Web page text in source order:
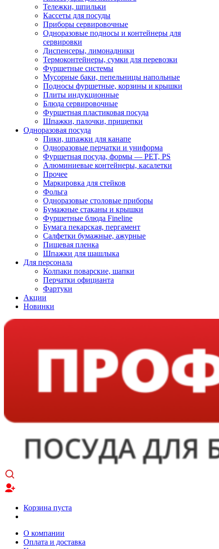
Тележки, шпильки
Кассеты для посуды
Приборы сервировочные
Одноразовые подносы и контейнеры для
сервировки
Диспенсеры, лимонадники
Термоконтейнеры, сумки для перевозки
Фуршетные системы
Мусорные баки, пепельницы напольные
Подносы фуршетные, корзины и крышки
Плиты индукционные
Блюда сервировочные
Фуршетная пластиковая посуда
Шпажки, палочки, прищепки
Одноразовая посуда
Пики, шпажки для канапе
Одноразовые перчатки и униформа
Фуршетная посуда, формы — PET, PS
Алюминиевые контейнеры, касалетки
Прочее
Маркировка для стейков
Фольга
Одноразовые столовые приборы
Бумажные стаканы и крышки
Фуршетные блюда Fineline
Бумага пекарская, пергамент
Салфетки бумажные, ажурные
Пищевая пленка
Шпажки для шашлыка
Для персонала
Колпаки поварские, шапки
Перчатки официанта
Фартуки
Акции
Новинки
Корзина пуста
О компании
Оплата и доставка